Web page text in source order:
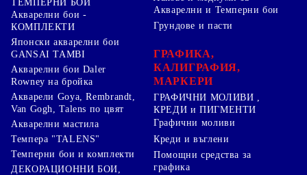
ТЕМПЕРНИ БОИ
Акварелни бои -
КОМПЛЕКТИ
Японски акварелни бои
GANSAI TAMBI
Акварелни бои Daler
Rowney на бройка
Акварели Goya, Rembrandt,
Van Gogh, Talens по цвят
Акварелни мастила
Темпера "TALENS"
Темперни бои и комплекти
ДЕКОРАЦИОННИ БОИ,
Акварелни и Темперни бои
Грундове и пасти
ГРАФИКА,
КАЛИГРАФИЯ,
МАРКЕРИ
ГРАФИЧНИ МОЛИВИ ,
КРЕДИ и ПИГМЕНТИ
Графични моливи
Креди и въглени
Помощни средства за
графика